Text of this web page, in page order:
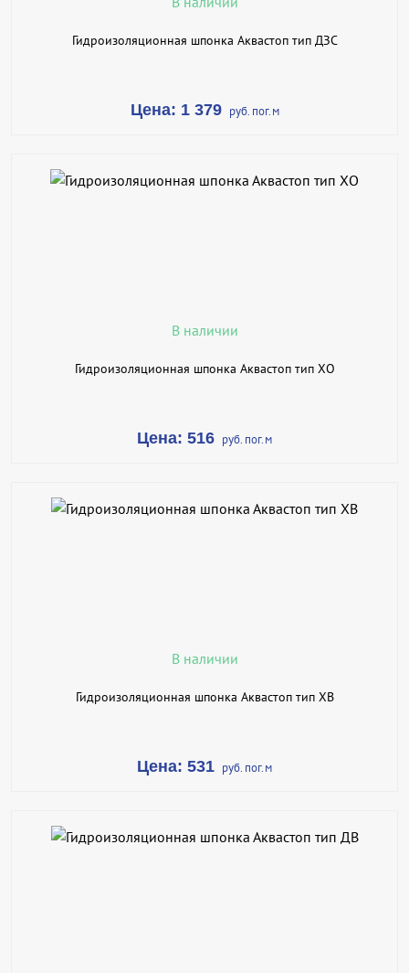
Гидроизоляционная шпонка Аквастоп тип ДЗС
Цена: 1 379 руб. пог.м
В КОРЗИНУ
В наличии
Гидроизоляционная шпонка Аквастоп тип ХО
Цена: 516 руб. пог.м
В КОРЗИНУ
В наличии
Гидроизоляционная шпонка Аквастоп тип ХВ
Цена: 531 руб. пог.м
В КОРЗИНУ